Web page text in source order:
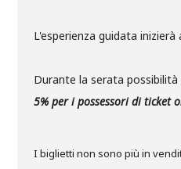
L'esperienza guidata inizierà
Durante la serata
5% per i possessori di ticket
I biglietti non sono più in